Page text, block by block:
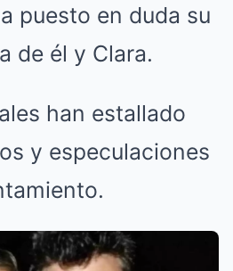
puesto en duda su
de él y Clara.
han estallado
y especulaciones